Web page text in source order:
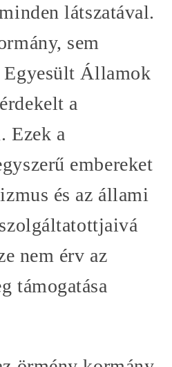
látszatával.
sem
Egyesült Államok
a
Ezek a
embereket
és az állami
nem érv az
támogatása